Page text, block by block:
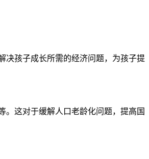
孩子成长所需的经济问题，为孩子提
这对于缓解人口老龄化问题，提高国